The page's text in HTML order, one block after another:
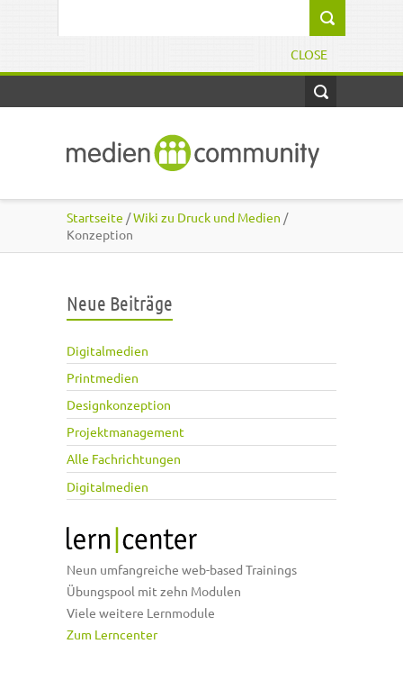
CLOSE
Startseite /Wiki zu Druck und Medien /
Konzeption
Neue Beiträge
Digitalmedien
Printmedien
Designkonzeption
Projektmanagement
Alle Fachrichtungen
Digitalmedien
Neun umfangreiche web-based Trainings
Übungspool mit zehn Modulen
Viele weitere Lernmodule
Zum Lerncenter